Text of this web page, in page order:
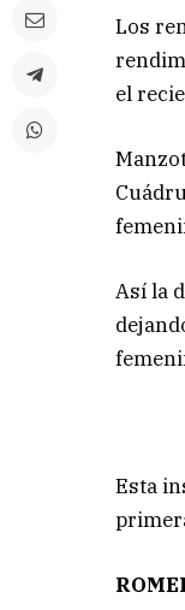
Los
el
Así la
Esta